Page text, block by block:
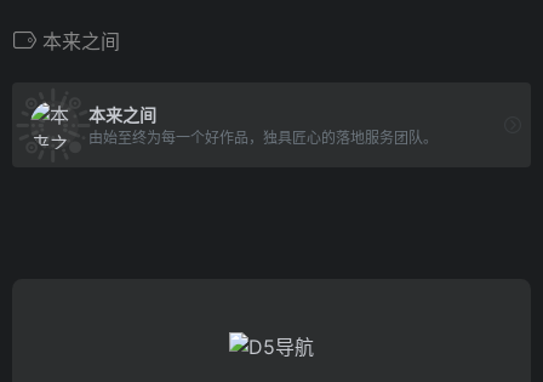
本来之间
本来之间
由始至终为每一个好作品，独具匠心的落地服务团队。